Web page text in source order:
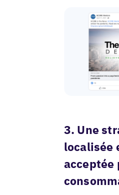
3. Une
localisée
acceptée